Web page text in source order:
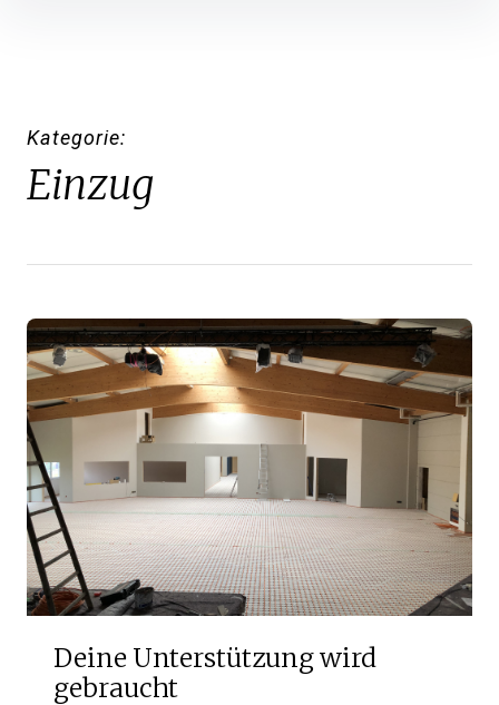
Kategorie
Einzug
Deine Unterstützung wird
gebraucht